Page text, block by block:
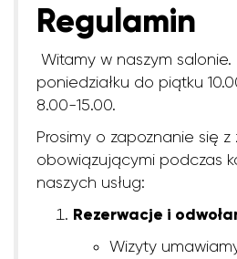
Regulamin
Witamy w naszym
poniedziałku do piątku
8.00-15.00.
Prosimy o zapoznanie się z
obowiązującymi podczas
naszych usług:
Rezerwacje i
Wizyty